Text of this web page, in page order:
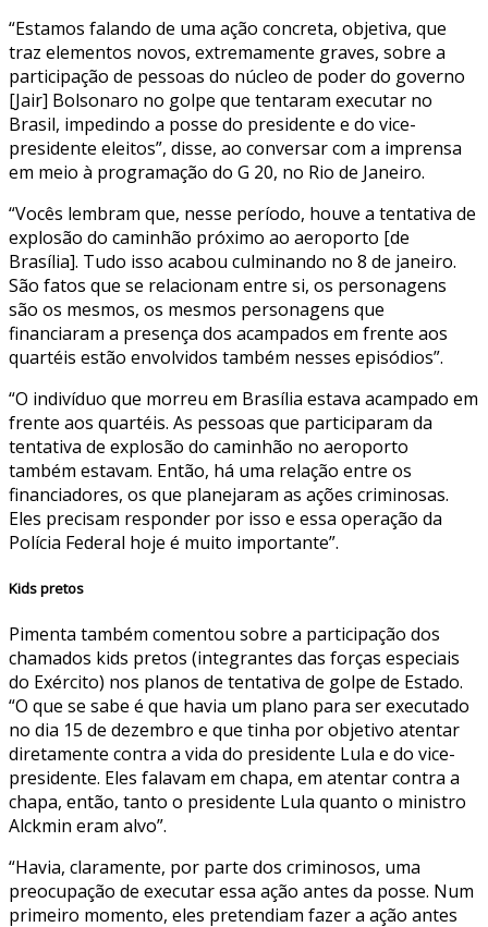
“Estamos falando de uma ação concreta, objetiva, que
traz elementos novos, extremamente graves, sobre a
participação de pessoas do núcleo de poder do governo
[Jair] Bolsonaro no golpe que tentaram executar no
Brasil, impedindo a posse do presidente e do vice-
presidente eleitos”, disse, ao conversar com a imprensa
em meio à programação do G 20, no Rio de Janeiro.
“Vocês lembram que, nesse período, houve a tentativa de
explosão do caminhão próximo ao aeroporto [de
Brasília]. Tudo isso acabou culminando no 8 de janeiro.
São fatos que se relacionam entre si, os personagens
são os mesmos, os mesmos personagens que
financiaram a presença dos acampados em frente aos
quartéis estão envolvidos também nesses episódios”.
“O indivíduo que morreu em Brasília estava acampado em
frente aos quartéis. As pessoas que participaram da
tentativa de explosão do caminhão no aeroporto
também estavam. Então, há uma relação entre os
financiadores, os que planejaram as ações criminosas.
Eles precisam responder por isso e essa operação da
Polícia Federal hoje é muito importante”.
Kids pretos
Pimenta também comentou sobre a participação dos
chamados kids pretos (integrantes das forças especiais
do Exército) nos planos de tentativa de golpe de Estado.
“O que se sabe é que havia um plano para ser executado
no dia 15 de dezembro e que tinha por objetivo atentar
diretamente contra a vida do presidente Lula e do vice-
presidente. Eles falavam em chapa, em atentar contra a
chapa, então, tanto o presidente Lula quanto o ministro
Alckmin eram alvo”.
“Havia, claramente, por parte dos criminosos, uma
preocupação de executar essa ação antes da posse. Num
primeiro momento, eles pretendiam fazer a ação antes